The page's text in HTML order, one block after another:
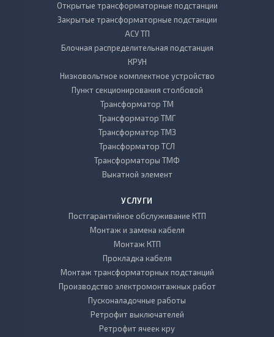
Открытые трансформаторные подстанции
Закрытые трансформаторные подстанции
АСУ ТП
Блочная распределительная подстанция
КРУН
Низковольтное комплектное устройство
Пункт секционирования столбовой
Трансформатор ТМ
Трансформатор ТМГ
Трансформатор ТМЗ
Трансформатор ТСЛ
Трансформаторы ТМФ
Выкатной элемент
УСЛУГИ
Постгарантийное обслуживание КТП
Монтаж и замена кабеля
Монтаж КТП
Прокладка кабеля
Монтаж трансформаторных подстанций
Производство электромонтажных работ
Пусконаладочные работы
Ретрофит выключателей
Ретрофит ячеек кру